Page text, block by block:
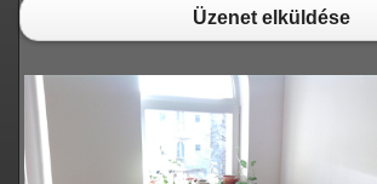
Üzenet elküldése